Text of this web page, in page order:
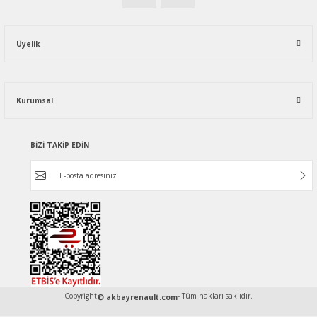
Üyelik
Kurumsal
BİZİ TAKİP EDİN
Copyright© akbayrenault.com- Tüm hakları saklıdır.